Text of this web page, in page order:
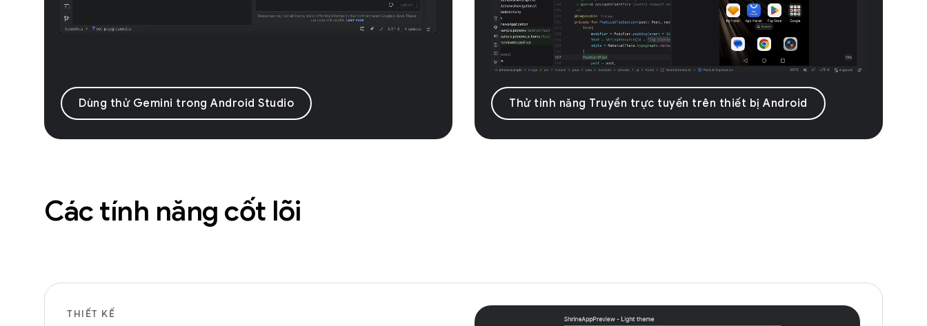
Dùng thử Gemini trong Android Studio Thử tính năng Truyền trực tuyến trên thiết bị Android
Các tính năng cốt lõi
THIẾT KẾ